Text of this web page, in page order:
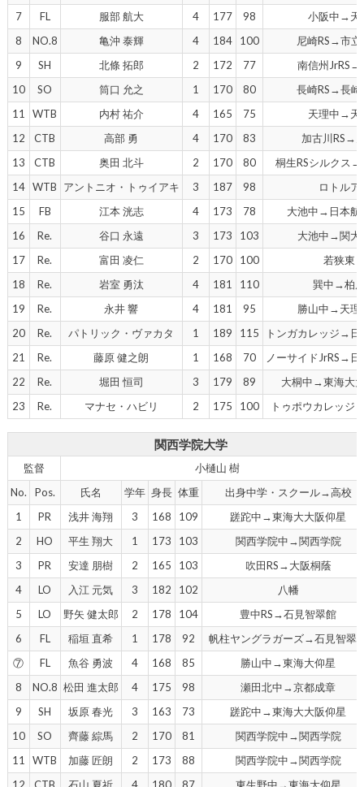
7
FL 服部 航大 4 177 98
小阪中→天
8
NO.8 亀沖 泰輝 4 184 100
尼崎RS→市立
9
SH 北條 拓郎 2 172 77
南信州JrRS→
10
SO 筒口 允之 1 170 80
長崎RS→長崎
11
WTB 内村 祐介 4 165 75
天理中→天
12
CTB 高部 勇 4 170 83
加古川RS→
13
CTB 奥田 北斗 2 170 80
桐生RSシルクス→
14 WTB アントニオ・トゥイアキ 3 187 98
ロトルア
15
FB 江本 洸志 4 173 78
大池中→日本航
16
Re. 谷口 永遠 3 173 103
大池中→関大
17
Re. 富田 凌仁 2 170 100
若狭東
18
Re. 岩室 勇汰 4 181 110
巽中→柏
19
Re. 永井 響 4 181 95
勝山中→天理
20
Re. パトリック・ヴァカタ 1 189 115
トンガカレッジ→日
21
Re. 藤原 健之朗 1 168 70
ノーサイドJrRS→日
22
Re. 堀田 恒司 3 179 89
大桐中→東海大
23
Re. マナセ・ハビリ 2 175 100 トゥポウカレッジ
関西学院大学
監督
小樋山 樹
No.
Pos. 氏名 学年 身長 体重
出身中学・スクール→高校
1
PR 浅井 海翔 3 168 109
蹉跎中→東海大大阪仰星
2
HO 平生 翔大 1 173 103
関西学院中→関西学院
3
PR 安達 朋樹 2 165 103
吹田RS→大阪桐蔭
4
LO 入江 元気 3 182 102
八幡
5
LO 野矢 健太郎 2 178 104
豊中RS→石見智翠館
6
FL 稲垣 直希 1 178 92
帆柱ヤングラガーズ→石見智翠
⑦
FL 魚谷 勇波 4 168 85
勝山中→東海大仰星
8
NO.8 松田 進太郎 4 175 98
瀬田北中→京都成章
9
SH 坂原 春光 3 163 73
蹉跎中→東海大大阪仰星
10
SO 齊藤 綜馬 2 170 81
関西学院中→関西学院
11
WTB 加藤 匠朗 2 173 88
関西学院中→関西学院